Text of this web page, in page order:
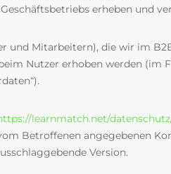
erheben und
und Mitarbeitern), die wir im
Nutzer erhoben werden (im
learnmatch.net/
Betroffenen angegebenen
Version.